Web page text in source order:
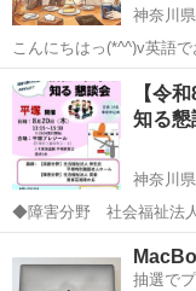
神奈川
こんにちはっ(*^^)v英語で
TUL…
神奈川 平塚市 平
【令
知る
神奈川
◆障害分野 社会福祉法
に就…
平塚市 平
抽選で